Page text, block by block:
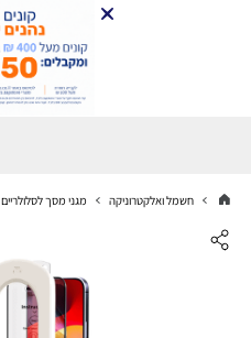
חשמל ואלקטרוניקה מגני מסך לסלולריים